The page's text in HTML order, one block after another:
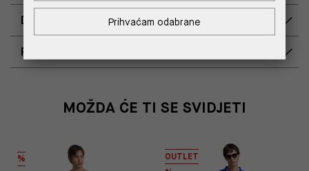
DOSTAVA
POVRAT I ZAMJENA
MOŽDA ĆE TI SE SVIDJETI
%
OUTLET
Prihvaćam odabrane